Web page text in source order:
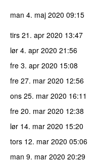
man 4. maj 2020 09:15
tirs 21. apr 2020 13:47
lør 4. apr 2020 21:56
fre 3. apr 2020 15:08
fre 27. mar 2020 12:56
ons 25. mar 2020 16:11
fre 20. mar 2020 12:38
lør 14. mar 2020 15:20
tors 12. mar 2020 05:06
man 9. mar 2020 20:29